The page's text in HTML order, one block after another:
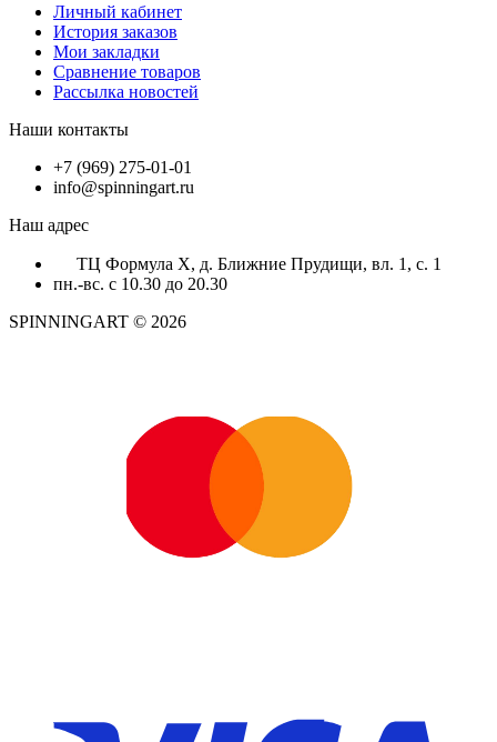
Личный кабинет
История заказов
Мои закладки
Сравнение товаров
Рассылка новостей
Наши контакты
+7 (969) 275-01-01
info@spinningart.ru
Наш адрес
ТЦ Формула X, д. Ближние Прудищи, вл. 1, с. 1
пн.-вс. с 10.30 до 20.30
SPINNINGART © 2026